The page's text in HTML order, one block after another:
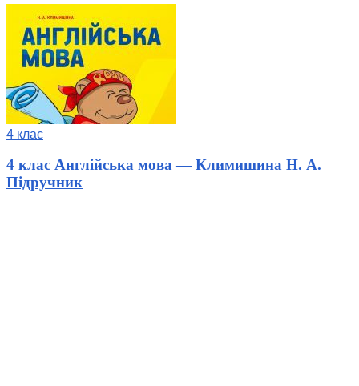
4 клас
4 клас Англійська мова — Климишина Н. А.
Підручник